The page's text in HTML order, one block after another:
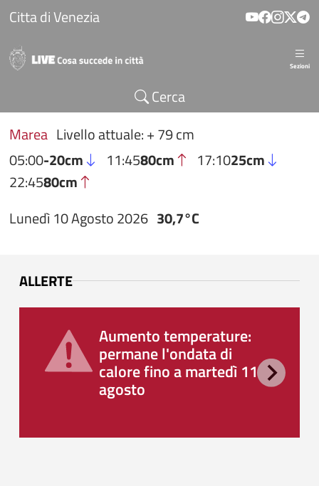
Salta al contenuto principale
Citta di Venezia
Sezioni
Cerca
Marea Livello attuale: + 79 cm
05:00-20cm 11:4580cm 17:1025cm
22:4580cm
Lunedì 10 Agosto 2026 30,7°C
ALLERTE
Aumento temperature:
permane l'ondata di
calore fino a martedì 11
agosto